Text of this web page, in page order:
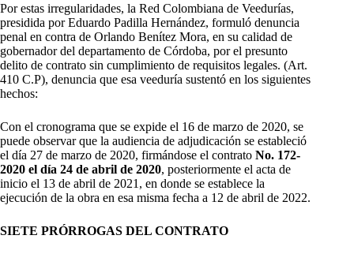
Por estas irregularidades, la Red Colombiana de Veedurías,
presidida por Eduardo Padilla Hernández, formuló denuncia
penal en contra de Orlando Benítez Mora, en su calidad de
gobernador del departamento de Córdoba, por el presunto
delito de contrato sin cumplimiento de requisitos legales. (Art.
410 C.P), denuncia que esa veeduría sustentó en los siguientes
hechos:
Con el cronograma que se expide el 16 de marzo de 2020, se
puede observar que la audiencia de adjudicación se estableció
el día 27 de marzo de 2020, firmándose el contrato No. 172-
2020 el día 24 de abril de 2020, posteriormente el acta de
inicio el 13 de abril de 2021, en donde se establece la
ejecución de la obra en esa misma fecha a 12 de abril de 2022.
SIETE PRÓRROGAS DEL CONTRATO